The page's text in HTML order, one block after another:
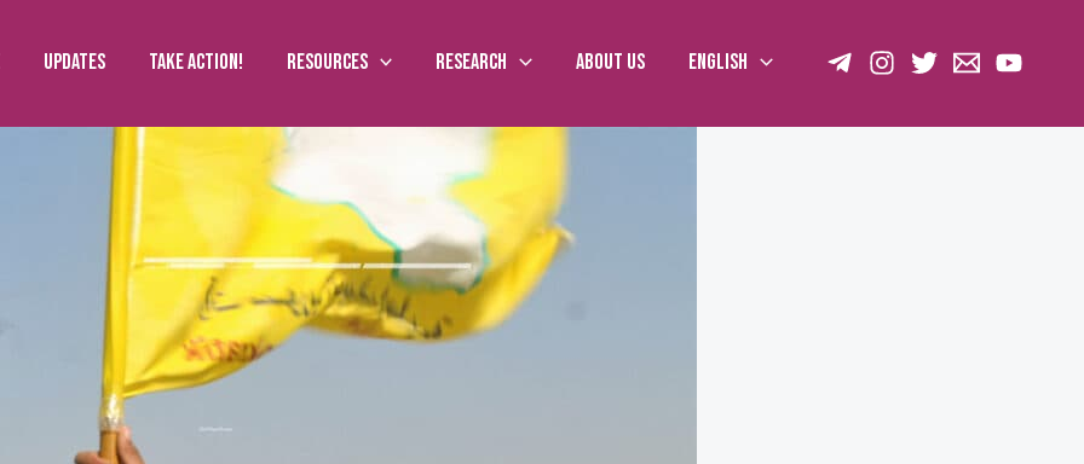
Updates Take action! Resources Research About us English